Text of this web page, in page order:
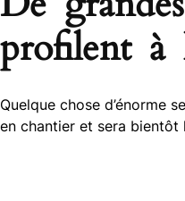
profilent à
Quelque chose d’énorme
en chantier et sera bientôt